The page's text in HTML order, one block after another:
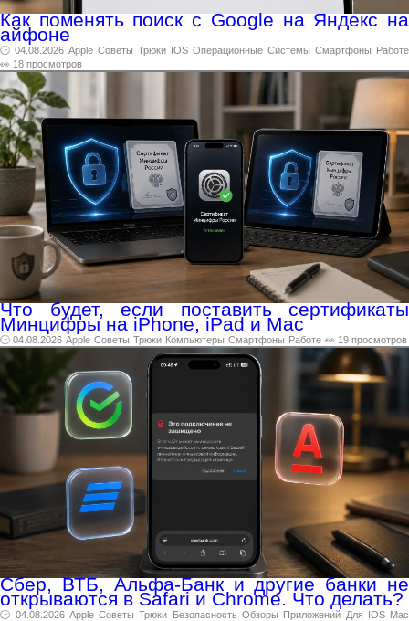
Как поменять поиск с Google на Яндекс на
айфоне
🕑 04.08.2026 Apple Советы Трюки IOS Операционные Системы Смартфоны
Работе
👀 18 просмотров
Что будет, если поставить сертификаты
Минцифры на iPhone, iPad и Mac
🕑 04.08.2026 Apple Советы Трюки Компьютеры Смартфоны Работе 👀 19 просмотров
Сбер, ВТБ, Альфа-Банк и другие банки не
открываются в Safari и Сhrome. Что делать?
🕑 04.08.2026 Apple Советы Трюки Безопасность Обзоры Приложений Для IOS Mac